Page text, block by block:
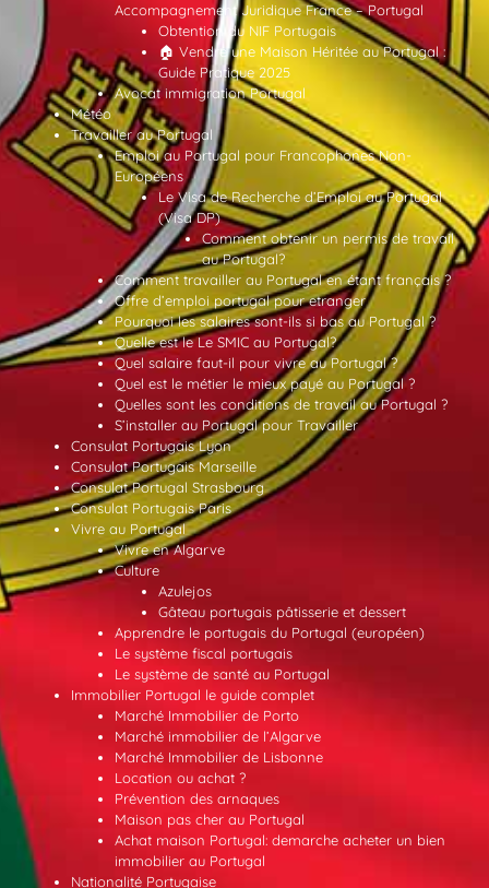
Accompagnement Juridique France – Portugal
Obtention du NIF Portugais
🏠 Vendre une Maison Héritée au Portugal :
Guide Pratique 2025
Avocat immigration Portugal
Météo
Travailler au Portugal
Emploi au Portugal pour Francophones Non-
Européens
Le Visa de Recherche d’Emploi au Portugal
(Visa DP)
Comment obtenir un permis de travail
au Portugal?
Comment travailler au Portugal en étant français ?
Offre d’emploi portugal pour etranger
Pourquoi les salaires sont-ils si bas au Portugal ?
Quelle est le Le SMIC au Portugal?
Quel salaire faut-il pour vivre au Portugal ?
Quel est le métier le mieux payé au Portugal ?
Quelles sont les conditions de travail au Portugal ?
S’installer au Portugal pour Travailler
Consulat Portugais Lyon
Consulat Portugais Marseille
Consulat Portugal Strasbourg
Consulat Portugais Paris
Vivre au Portugal
Vivre en Algarve
Culture
Azulejos
Gâteau portugais pâtisserie et dessert
Apprendre le portugais du Portugal (européen)
Le système fiscal portugais
Le système de santé au Portugal
Immobilier Portugal le guide complet
Marché Immobilier de Porto
Marché immobilier de l’Algarve
Marché Immobilier de Lisbonne
Location ou achat ?
Prévention des arnaques
Maison pas cher au Portugal
Achat maison Portugal: demarche acheter un bien
immobilier au Portugal
Nationalité Portugaise